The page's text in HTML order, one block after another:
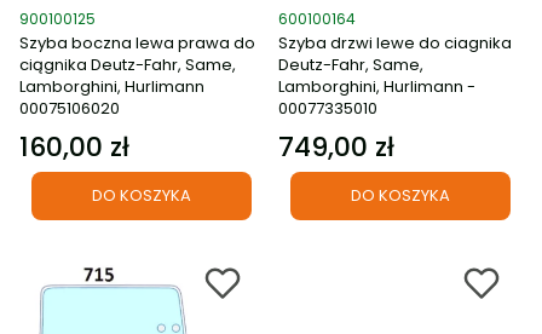
Kod produktu
900100125
Szyba boczna lewa prawa do
ciągnika Deutz-Fahr, Same,
Lamborghini, Hurlimann
00075106020
Cena
160,00 zł
DO KOSZYKA
Kod produktu
600100164
Szyba drzwi lewe do ciagnika
Deutz-Fahr, Same,
Lamborghini, Hurlimann -
00077335010
Cena
749,00 zł
DO KOSZYKA